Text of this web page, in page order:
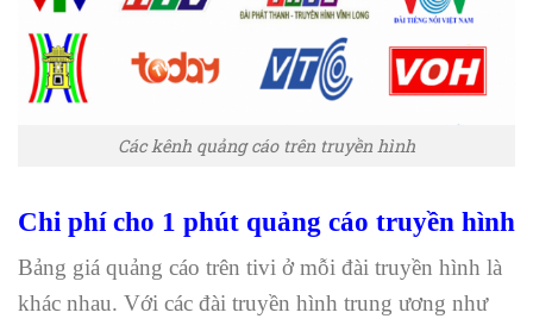
Các kênh quảng cáo trên truyền hình
Chi phí cho 1 phút quảng cáo truyền hình
Bảng giá quảng cáo trên tivi ở mỗi đài truyền hình là
khác nhau. Với các đài truyền hình trung ương như